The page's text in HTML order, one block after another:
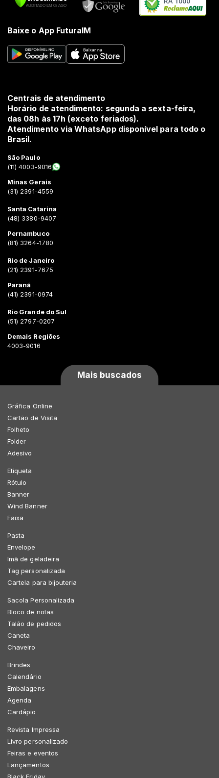
Baixe o App FuturaIM
Centrais de atendimento
Horário de atendimento: segunda a sexta-feira,
das 08h às 17h (exceto feriados).
Atendimento via WhatsApp disponível para todo o
Brasil.
São Paulo
(11) 4003-9016
Minas Gerais
(31) 2391-4559
Santa Catarina
(48) 3380-9407
Pernambuco
(81) 3264-1780
Rio de Janeiro
(21) 2391-7675
Paraná
(41) 2391-0974
Rio Grande do Sul
(51) 2797-0207
Demais Regiões
4003-9016
Mais buscados
Gráfica Online
Cartão de Visita
Folheto
Folder
Adesivo
Etiqueta
Rótulo
Banner
Wind Banner
Faixa
Pasta
Envelope
Imã de geladeira
Tag personalizada
Cartela para bijouteria
Sacola Personalizada
Bloco de notas
Talão de pedidos
Caneta
Chaveiro
Brindes
Calendário
Embalagens
Agenda
Cardápio
Revista Impressa
Livro personalizado
Feiras e eventos
Lançamentos
Black Friday